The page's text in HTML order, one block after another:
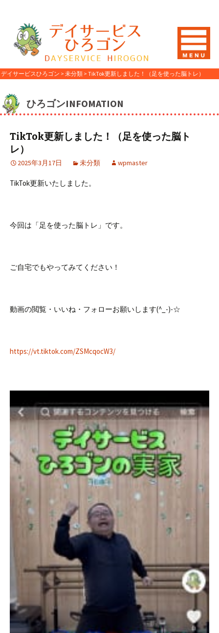
デイサービスひろゴン > 未分類 > TikTok更新しました！（足を使った脳トレ）
ひろゴンINFOMATION
TikTok更新しました！（足を使った脳ト
レ）
2025年3月17日 未分類 wpmaster
TikTok更新いたしました。
今回は「足を使った脳トレ」です。
ご自宅でもやってみてください！
動画の閲覧・いいね・フォローお願いします(^_-)-☆
https://vt.tiktok.com/ZSMcqocW3/